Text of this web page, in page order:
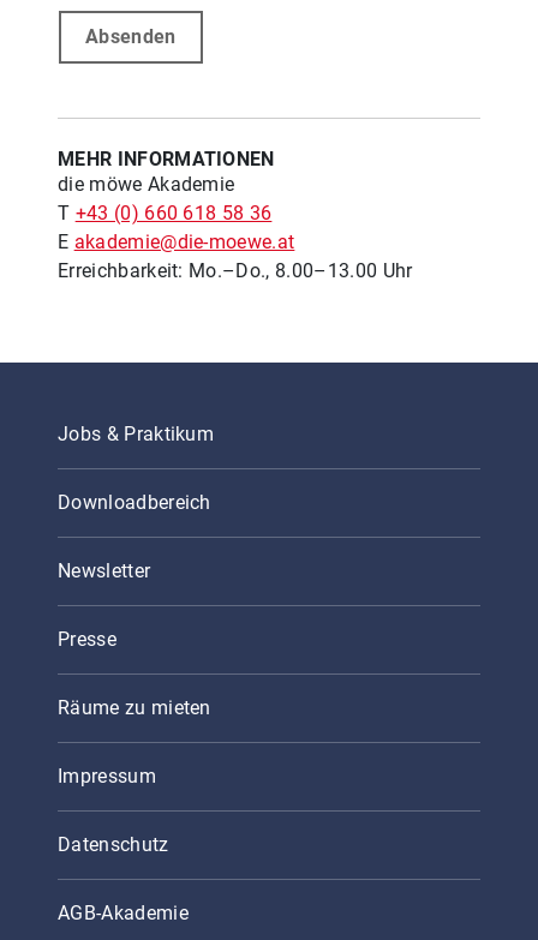
Absenden
MEHR INFORMATIONEN
die möwe Akademie
T +43 (0) 660 618 58 36
E akademie@die-moewe.at
Erreichbarkeit: Mo.–Do., 8.00–13.00 Uhr
Jobs & Praktikum
Downloadbereich
Newsletter
Presse
Räume zu mieten
Impressum
Datenschutz
AGB-Akademie